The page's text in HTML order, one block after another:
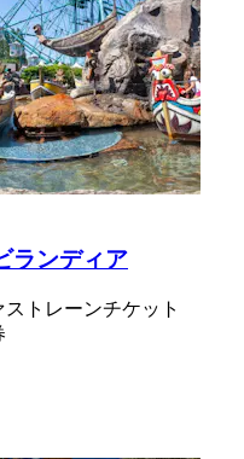
ランディア
トレーンチケット